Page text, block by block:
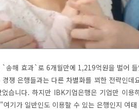
송해 효과`로 6개월만에 1,219억원을 벌어
쟁 은행들과는 다른 차별화를 꾀한 전략인
습니다. 하지만 IBK기업은행은 기업만 이
기가 일반인도 이용할 수 있는 은행인지 여